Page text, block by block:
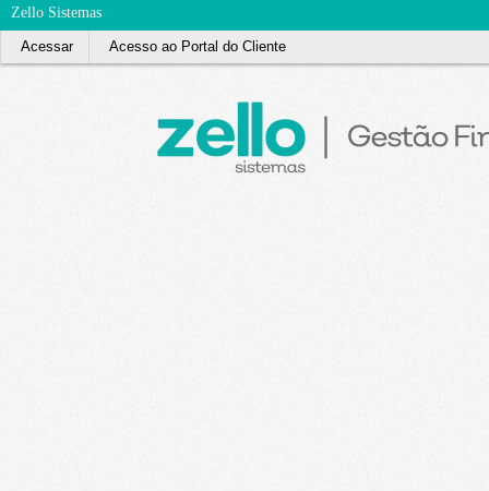
Zello Sistemas
Acessar Acesso ao Portal do Cliente